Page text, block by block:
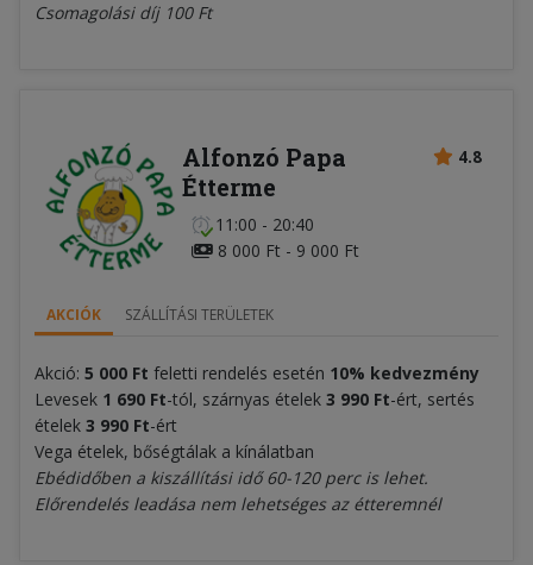
Csomagolási díj 100 Ft
4.8
Alfonzó Papa
Étterme
11:00 - 20:40
8 000 Ft - 9 000 Ft
AKCIÓK SZÁLLÍTÁSI TERÜLETEK
Akció: 5 000 Ft feletti rendelés esetén 10% kedvezmény
Levesek 1 690 Ft-tól, szárnyas ételek 3 990 Ft-ért, sertés
ételek 3 990 Ft-ért
Vega ételek, bőségtálak a kínálatban
Ebédidőben a kiszállítási idő 60-120 perc is lehet.
Előrendelés leadása nem lehetséges az étteremnél